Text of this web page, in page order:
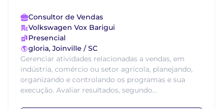
Consultor de Vendas
Volkswagen Vox Barigui
Presencial
gloria, Joinville / SC
Gerenciar atividades relacionadas a vendas, em
indústria, comércio ou setor agrícola, planejando,
organizando e controlando os programas e sua
execução. Avaliar resultados, segundo...